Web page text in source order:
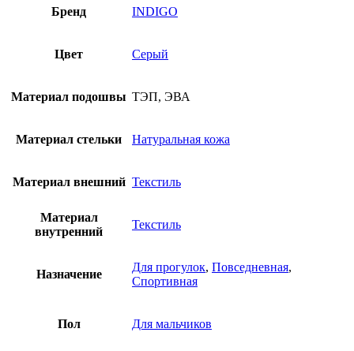
Бренд INDIGO
Цвет Серый
Материал подошвы ТЭП, ЭВА
Материал стельки Натуральная кожа
Материал внешний Текстиль
Материал
внутренний
Текстиль
Назначение
Для прогулок, Повседневная,
Спортивная
Пол Для мальчиков